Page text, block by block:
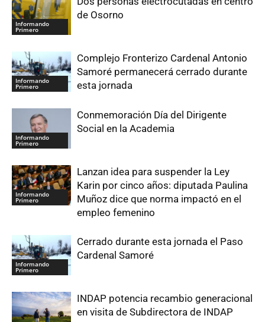
Informando
Primero
de Osorno
Informando
Primero
Complejo Fronterizo Cardenal Antonio
Samoré permanecerá cerrado durante
esta jornada
Informando
Primero
Conmemoración Día del Dirigente
Social en la Academia
Informando
Primero
Lanzan idea para suspender la Ley
Karin por cinco años: diputada Paulina
Muñoz dice que norma impactó en el
empleo femenino
Informando
Primero
Cerrado durante esta jornada el Paso
Cardenal Samoré
INDAP potencia recambio generacional
en visita de Subdirectora de INDAP